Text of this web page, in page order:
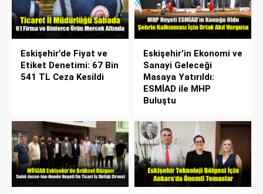
Eskişehir’de Fiyat ve
Etiket Denetimi: 67 Bin
541 TL Ceza Kesildi
Eskişehir’in Ekonomi ve
Sanayi Geleceği
Masaya Yatırıldı:
ESMİAD ile MHP
Buluştu